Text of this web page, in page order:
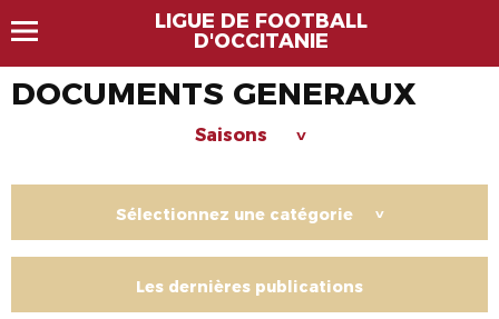
LIGUE DE FOOTBALL
D'OCCITANIE
DOCUMENTS GENERAUX
Saisons >
Sélectionnez une catégorie >
Les dernières publications